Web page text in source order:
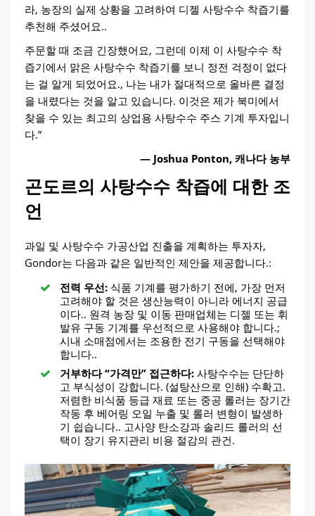
라, 농장의 실제 상황을 고려하여 디젤 사탕수수 착즙기를
추천해 주셨어요..
주문할 때 조금 긴장했어요, 그런데 이제 이 사탕수수 착
즙기에서 맑은 사탕수수 착즙기를 보니 정전 걱정이 없다
는 걸 알게 되었어요., 나는 내가 절대적으로 올바른 결정
을 내렸다는 것을 알고 있습니다. 이것은 제가 북미에서
찾을 수 있는 최고의 상업용 사탕수수 주스 기계 투자입니
다.”
— Joshua Ponton, 캐나다 농부
곤도르의 사탕수수 착즙에 대한 조
언
과일 및 사탕수수 가공산업 진출을 계획하는 투자자,
Gondor는 다음과 같은 일반적인 제안을 제공합니다.:
전력 우선: 식품 기계를 평가하기 전에, 가장 먼저
고려해야 할 것은 생산능력이 아니라 에너지 공급
이다.. 원격 농장 및 이동 판매업체는 디젤 또는 휘
발유 구동 기계를 우선적으로 사용해야 합니다.;
시내 소매점에서는 조용한 전기 구동을 선택해야
합니다..
거부하다 “가격만” 접근하다: 사탕수수는 단단하
고 부식성이 강합니다. (설탕산으로 인해) 수확고.
저렴한 비식품 등급 재료 또는 중공 롤러는 장기간
작동 후 베어링 오일 누출 및 롤러 변형이 발생하
기 쉽습니다.. 고사양 탄소강과 솔리드 롤러의 선
택이 장기 유지관리 비용 절감의 관건.